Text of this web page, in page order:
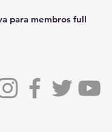
para membros full